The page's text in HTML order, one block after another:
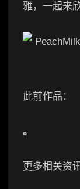
雅，一起来
此前作品：
。
更多相关资